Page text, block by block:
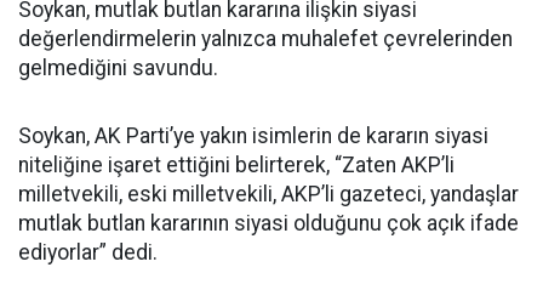
Soykan, mutlak butlan kararına ilişkin siyasi
değerlendirmelerin yalnızca muhalefet çevrelerinden
gelmediğini savundu.
Soykan, AK Parti’ye yakın isimlerin de kararın siyasi
niteliğine işaret ettiğini belirterek, “Zaten AKP’li
milletvekili, eski milletvekili, AKP’li gazeteci, yandaşlar
mutlak butlan kararının siyasi olduğunu çok açık ifade
ediyorlar” dedi.